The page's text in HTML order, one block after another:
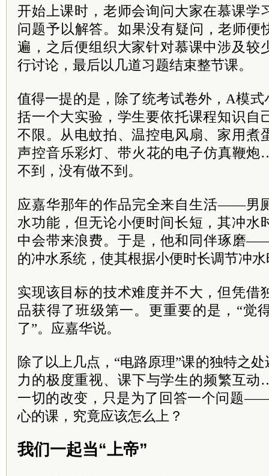
开始上课时，老师会询问大家在慕课学
问题予以解答。如果没有疑问，老师便
遍，之后便组织大家针对慕课中涉及较
行讨论，最后以几道习题结束整节课。
值得一提的是，除了统考试卷外，A模
括一个大实验，学生要依托课程知识自
不限。从电蚊拍、温控电风扇、家用煮
声控音乐彩灯、带火花的电子仿真鞭
不到，没有做不到。
应嘉华那年的作品完全来自生活——男
水功能，但无论小便时间长短，其冲水
中会带来浪费。于是，他和同伴琢磨
的冲水系统，使其根据小便时长调节冲
实现该目标的技术难度并不大，但凭借
品获得了班级第一。更重要的是，“觉
了”。应嘉华说。
除了以上几点，“电路原理”课的独特之
力的极度重视、课下与学生的频繁互
一切的改变，只是为了回答一个问题
心的课，究竟应该怎么上？
我们一起当“上帝”